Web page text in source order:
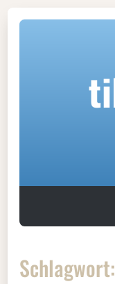
Schlagwort: